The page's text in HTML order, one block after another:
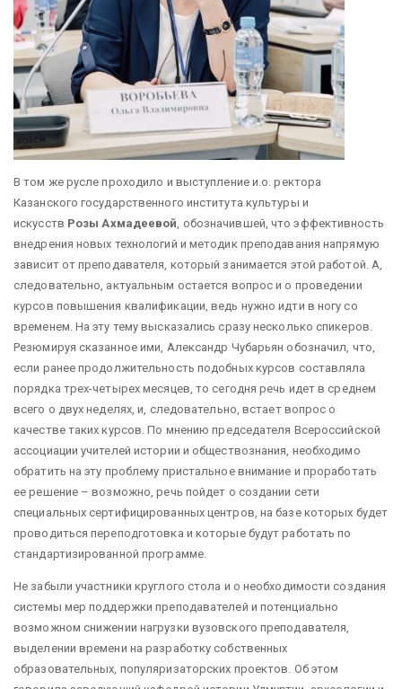
В том же русле проходило и выступление и.о. ректора
Казанского государственного института культуры и
искусств Розы Ахмадеевой , обозначившей, что эффективность
внедрения новых технологий и методик преподавания напрямую
зависит от преподавателя, который занимается этой работой. А,
следовательно, актуальным остается вопрос и о проведении
курсов повышения квалификации, ведь нужно идти в ногу со
временем. На эту тему высказались сразу несколько спикеров.
Резюмируя сказанное ими, Александр Чубарьян обозначил, что,
если ранее продолжительность подобных курсов составляла
порядка трех-четырех месяцев, то сегодня речь идет в среднем
всего о двух неделях, и, следовательно, встает вопрос о
качестве таких курсов. По мнению председателя Всероссийской
ассоциации учителей истории и обществознания, необходимо
обратить на эту проблему пристальное внимание и проработать
ее решение – возможно, речь пойдет о создании сети
специальных сертифицированных центров, на базе которых будет
проводиться переподготовка и которые будут работать по
стандартизированной программе.
Не забыли участники круглого стола и о необходимости создания
системы мер поддержки преподавателей и потенциально
возможном снижении нагрузки вузовского преподавателя,
выделении времени на разработку собственных
образовательных, популяризаторских проектов. Об этом